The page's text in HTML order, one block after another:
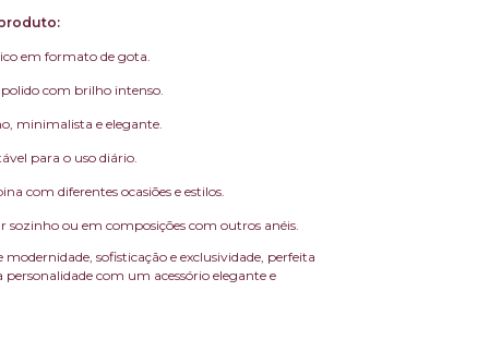
em formato de gota.
com brilho intenso.
minimalista e elegante.
para o uso diário.
com diferentes ocasiões e estilos.
sozinho ou em composições com outros anéis.
sofisticação e exclusividade, perfeita
personalidade com um acessório elegante e